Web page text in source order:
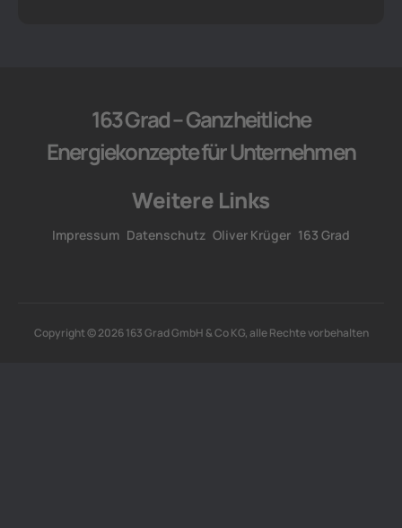
163 Grad – Ganzheitliche
Energiekonzepte für Unternehmen
Weitere Links
Impressum Datenschutz Oliver Krüger 163 Grad
Copyright © 2026 163 Grad GmbH & Co KG, alle Rechte vorbehalten